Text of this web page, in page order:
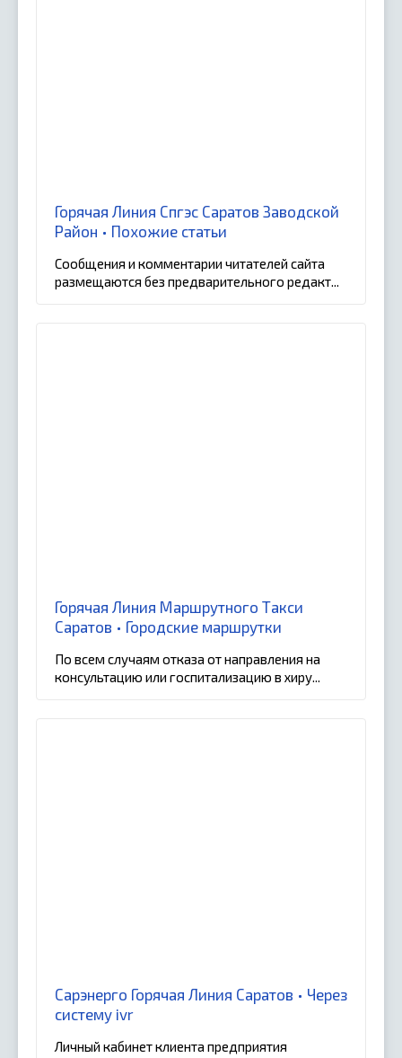
Горячая Линия Спгэс Саратов Заводской
Район • Похожие статьи
Сообщения и комментарии читателей сайта
размещаются без предварительного редакт...
Горячая Линия Маршрутного Такси
Саратов • Городские маршрутки
По всем случаям отказа от направления на
консультацию или госпитализацию в хиру...
Сарэнерго Горячая Линия Саратов • Через
систему ivr
Личный кабинет клиента предприятия